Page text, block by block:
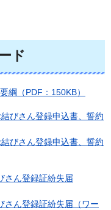
ド
綱（PDF：150KB）
びさん登録申込書、誓約
びさん登録申込書、誓約
さん登録証紛失届
さん登録証紛失届（ワー